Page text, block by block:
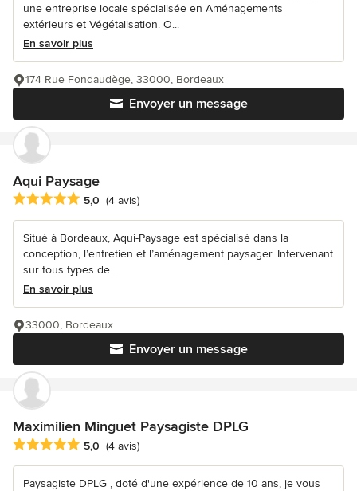
une entreprise locale spécialisée en Aménagements
extérieurs et Végétalisation. O...
En savoir plus
Envoyer un message
174 Rue Fondaudège, 33000, Bordeaux
Aqui Paysage
Note moyenne : 5 étoiles sur 5
5,0 (4 avis)
Situé à Bordeaux, Aqui-Paysage est spécialisé dans la
conception, l’entretien et l’aménagement paysager. Intervenant
sur tous types de...
En savoir plus
Envoyer un message
33000, Bordeaux
Maximilien Minguet Paysagiste DPLG
Note moyenne : 5 étoiles sur 5
5,0 (4 avis)
Paysagiste DPLG , doté d'une expérience de 10 ans, je vous